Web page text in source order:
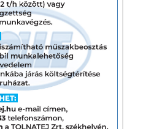
terem
egyre több az
fejes káposztából 11
termelt 2023-ban,
import